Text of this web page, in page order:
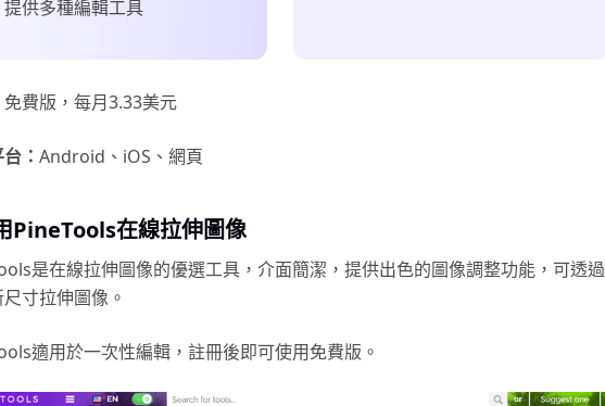
提供多種編輯工具
免費版，每月3.33美元
： Android、iOS、網頁
PineTools在線拉伸圖像
是在線拉伸圖像的優選工具，介面簡潔，提供出色的圖像調整功能，可透過
寸拉伸圖像。
適用於一次性編輯，註冊後即可使用免費版。